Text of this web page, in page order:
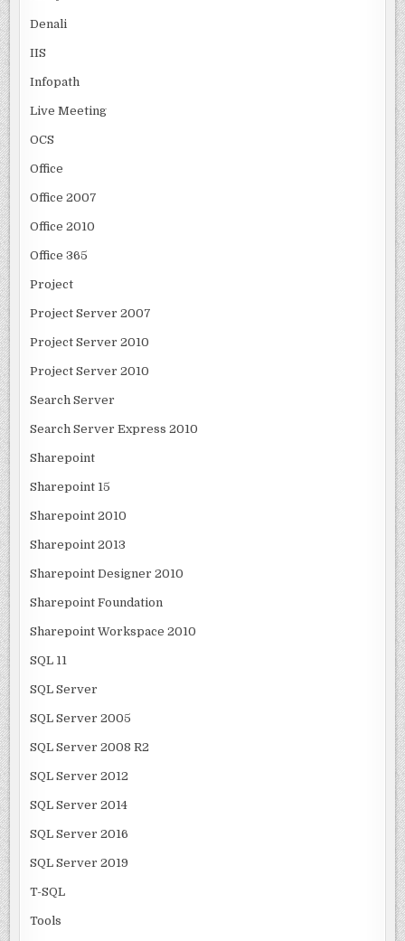
Denali
IIS
Infopath
Live Meeting
OCS
Office
Office 2007
Office 2010
Office 365
Project
Project Server 2007
Project Server 2010
Project Server 2010
Search Server
Search Server Express 2010
Sharepoint
Sharepoint 15
Sharepoint 2010
Sharepoint 2013
Sharepoint Designer 2010
Sharepoint Foundation
Sharepoint Workspace 2010
SQL 11
SQL Server
SQL Server 2005
SQL Server 2008 R2
SQL Server 2012
SQL Server 2014
SQL Server 2016
SQL Server 2019
T-SQL
Tools